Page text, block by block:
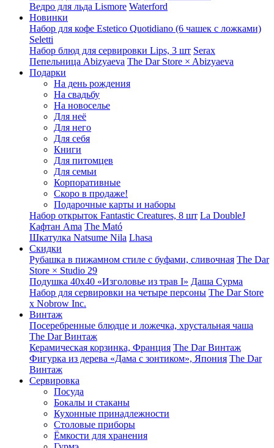
Ведро для льда Lismore Waterford
Новинки
Набор для кофе Estetico Quotidiano (6 чашек с ложками)
Seletti
Набор блюд для сервировки Lips, 3 шт Serax
Пепельница Abizyaeva The Dar Store × Abizyaeva
Подарки
На день рождения
На свадьбу
На новоселье
Для неё
Для него
Для себя
Книги
Для питомцев
Для семьи
Корпоративные
Скоро в продаже!
Подарочные карты и наборы
Набор открыток Fantastic Creatures, 8 шт La DoubleJ
Кафтан Ama The Mató
Шкатулка Natsume Nila Lhasa
Скидки
Рубашка в пижамном стиле с буфами, сливочная The Dar
Store × Studio 29
Подушка 40x40 «Изголовье из трав I» Даша Сурма
Набор для сервировки на четыре персоны The Dar Store
х Nobrow Inc.
Винтаж
Посеребренные блюдце и ложечка, хрустальная чаша
The Dar Винтаж
Керамическая корзинка, Франция The Dar Винтаж
Фигурка из дерева «Дама с зонтиком», Япония The Dar
Винтаж
Сервировка
Посуда
Бокалы и стаканы
Кухонные принадлежности
Столовые приборы
Ëмкости для хранения